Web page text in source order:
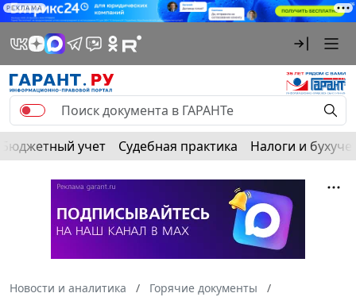
РЕКЛАМА
Бюджетный учет Судебная практика Налоги и
Новости и аналитика
Горячие документы